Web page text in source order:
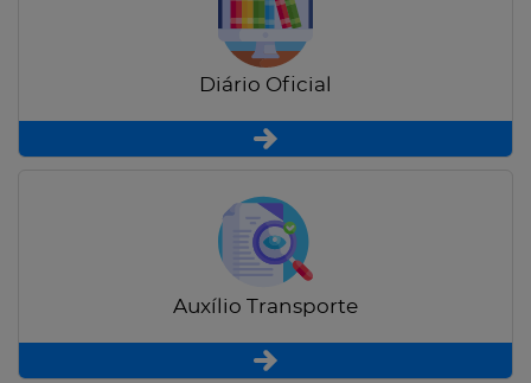
Diário Oficial
Auxílio Transporte